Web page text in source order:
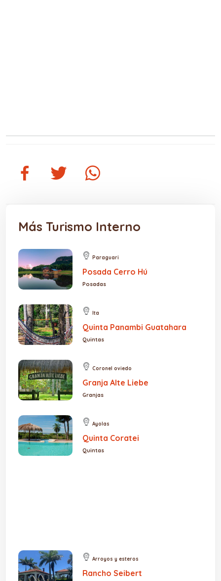
Más Turismo Interno
Paraguari
Posada Cerro Hú
Posadas
Ita
Quinta Panambi Guatahara
Quintas
Coronel oviedo
Granja Alte Liebe
Granjas
Ayolas
Quinta Coratei
Quintas
Arroyos y esteros
Rancho Seibert